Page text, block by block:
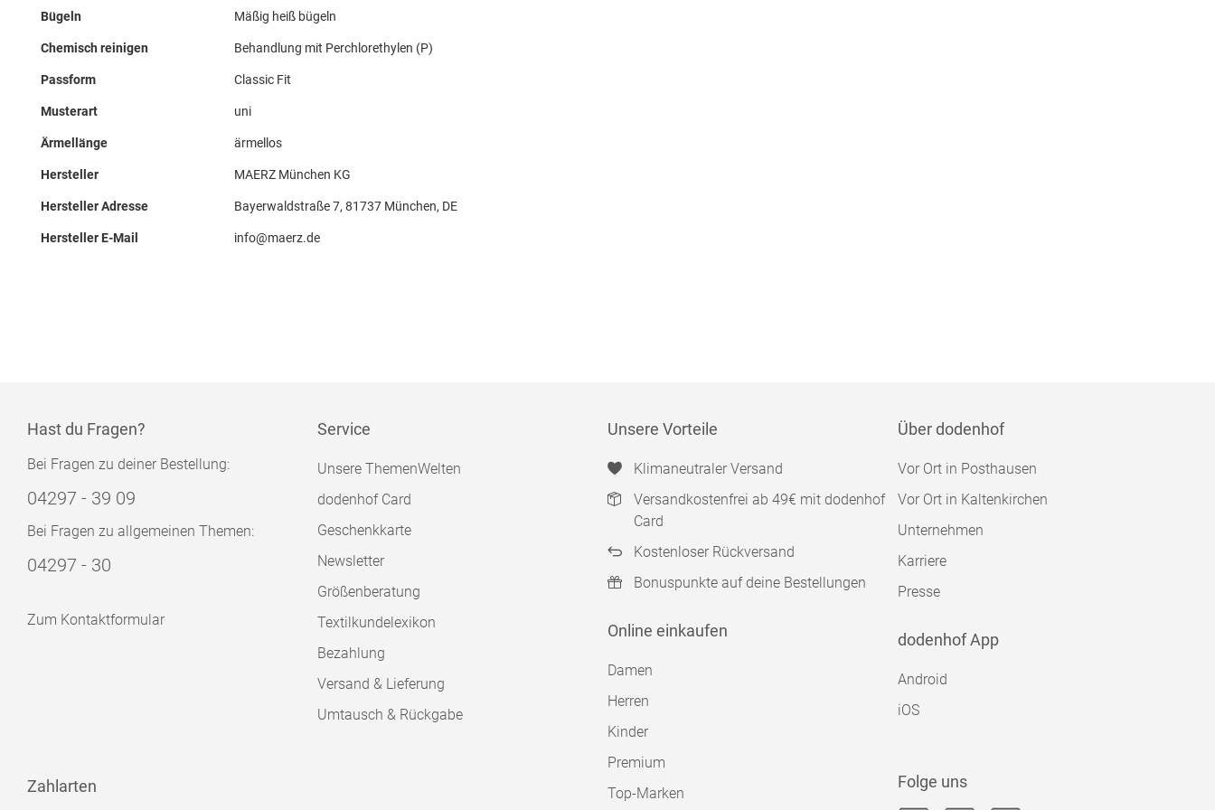
Bügeln Mäßig heiß bügeln
Chemisch reinigen Behandlung mit Perchlorethylen (P)
Passform Classic Fit
Musterart uni
Ärmellänge ärmellos
Hersteller MAERZ München KG
Hersteller Adresse Bayerwaldstraße 7, 81737 München, DE
Hersteller E-Mail info@maerz.de
Hast du Fragen?
Bei Fragen zu deiner Bestellung:
04297 - 39 09
Bei Fragen zu allgemeinen Themen:
04297 - 30
Zum Kontaktformular
Service
Unsere ThemenWelten
dodenhof Card
Geschenkkarte
Newsletter
Größenberatung
Textilkundelexikon
Bezahlung
Versand & Lieferung
Umtausch & Rückgabe
Unsere Vorteile
Klimaneutraler Versand
Versandkostenfrei ab 49€ mit dodenhof
Card
Kostenloser Rückversand
Bonuspunkte auf deine Bestellungen
Online einkaufen
Damen
Herren
Kinder
Premium
Top-Marken
Über dodenhof
Vor Ort in Posthausen
Vor Ort in Kaltenkirchen
Unternehmen
Karriere
Presse
dodenhof App
Android
iOS
Zahlarten Folge uns